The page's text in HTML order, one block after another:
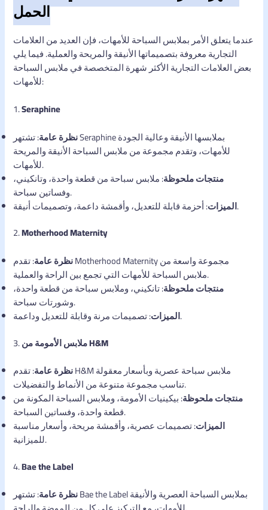
الحمل
عندما يتعلق الأمر بملابس السباحة للأمهات، فإن العديد من العلامات
التجارية معروفة بتصميماتها الأنيقة والمريحة والعملية. فيما يلي
بعض العلامات التجارية الأكثر شهرة المتخصصة في ملابس السباحة
للأمهات:
1.Seraphine
نظرة عامة: تشتهر Seraphine بملابسها الأنيقة وعالية الجودة
للأمهات، وتقدم مجموعة من ملابس السباحة الأنيقة والمريحة
للأمهات.
منتجات ملحوظة: ملابس سباحة من قطعة واحدة، وتانكيني،
وفساتين سباحة.
الميزات: أحزمة قابلة للتعديل، وأقمشة داعمة، وتصميمات أنيقة.
2.Motherhood Maternity
نظرة عامة: تقدم Motherhood Maternity مجموعة واسعة من
ملابس السباحة للأمهات التي تجمع بين الراحة والعملية.
منتجات ملحوظة: تانكيني، وملابس سباحة من قطعة واحدة،
وشورتات سباحة.
الميزات: تصميمات مرنة وقابلة للتعديل وداعمة.
3.
ملابس الأمومة من H&M
نظرة عامة: تقدم H&M ملابس سباحة عصرية وبأسعار معقولة
تناسب مجموعة متنوعة من الأنماط والتفضيلات.
منتجات ملحوظة: بيكينيات الأمومة، وملابس السباحة المكونة من
قطعة واحدة، وفساتين السباحة.
الميزات: تصميمات عصرية، وأقمشة مريحة، وأسعار مناسبة
للميزانية.
4.Bae the Label
نظرة عامة: تشتهر Bae the Label بملابس السباحة العصرية والأنيقة